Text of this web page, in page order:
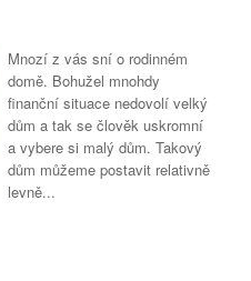
Mnozí z vás sní o rodinném
domě. Bohužel mnohdy
finanční situace nedovolí velký
dům a tak se člověk uskromní
a vybere si malý dům. Takový
dům můžeme postavit relativně
levně...